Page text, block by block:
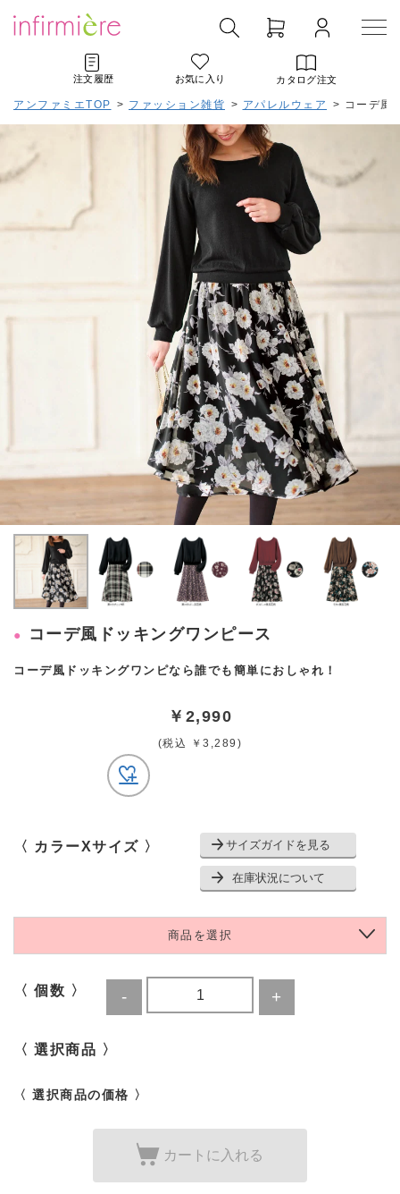
注文履歴 お気に入り カタログ注文
アンファミエTOP > ファッション雑貨 > アパレルウェア > コーデ風
コーデ風ドッキングワンピース
コーデ風ドッキングワンピなら誰でも簡単におしゃれ！
￥2,990
(税込 ￥3,289)
〈 カラーXサイズ 〉 サイズガイドを見る
在庫状況について
商品を選択
〈 個数 〉
〈 選択商品 〉
〈 選択商品の価格 〉
カートに入れる